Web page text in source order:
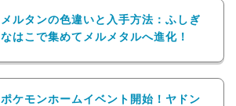
メルタンの色違いと入手方法：ふしぎ
なはこで集めてメルメタルへ進化！
ポケモンホームイベント開始！ヤドン